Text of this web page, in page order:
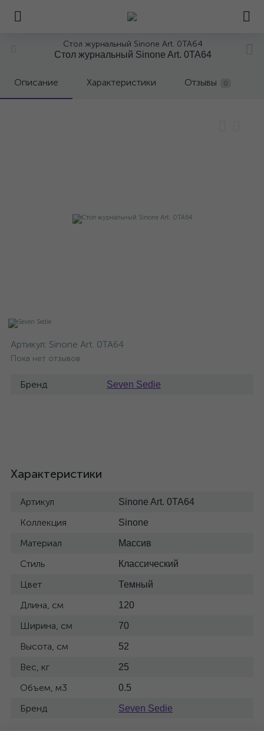
Стол журнальный Sinone Art. 0TA64
Стол журнальный Sinone Art. 0TA64
Описание Характеристики Отзывы 0
Артикул: Sinone Art. 0TA64
Пока нет отзывов
Бренд Seven Sedie
Характеристики
Артикул Sinone Art. 0TA64
Коллекция Sinone
Материал Массив
Стиль Классический
Цвет Темный
Длина, см 120
Ширина, см 70
Высота, см 52
Вес, кг 25
Объем, м3 0.5
Бренд Seven Sedie